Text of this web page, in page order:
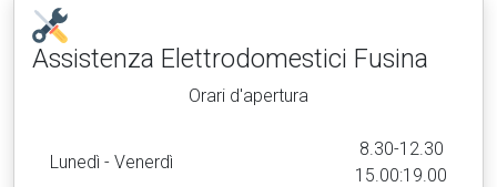
Assistenza Elettrodomestici Fusina
Orari d'apertura
Lunedì - Venerdì
8.30-12.30
15.00:19.00